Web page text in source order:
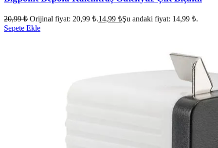
20,99₺ Orijinal fiyat: 20,99 ₺.14,99 ₺Şu andaki fiyat: 14,99 ₺.
Sepete Ekle